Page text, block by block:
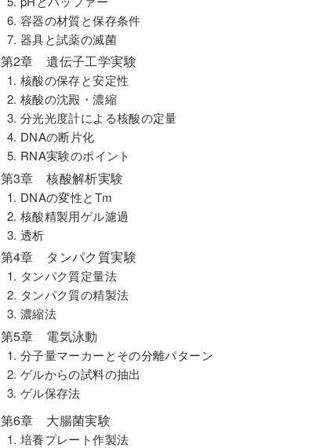
6. 容器の材質と保存条件
7. 器具と試薬の滅菌
第2章 遺伝子工学実験
1. 核酸の保存と安定性
2. 核酸の沈殿・濃縮
3. 分光光度計による核酸の定量
4. DNAの断片化
5. RNA実験のポイント
第3章 核酸解析実験
1. DNAの変性とTm
2. 核酸精製用ゲル濾過
3. 透析
第4章 タンパク質実験
1. タンパク質定量法
2. タンパク質の精製法
3. 濃縮法
第5章 電気泳動
1. 分子量マーカーとその分離パターン
2. ゲルからの試料の抽出
3. ゲル保存法
第6章 大腸菌実験
1. 培養プレート作製法